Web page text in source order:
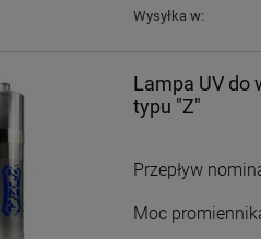
Wysyłka w:
Lampa UV do
typu "Z"
Przepływ
Moc